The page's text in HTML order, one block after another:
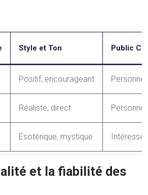
Style et Ton Public
Positif, encourageant
Réaliste, direct
Ésotérique, mystique
et la fiabilité des